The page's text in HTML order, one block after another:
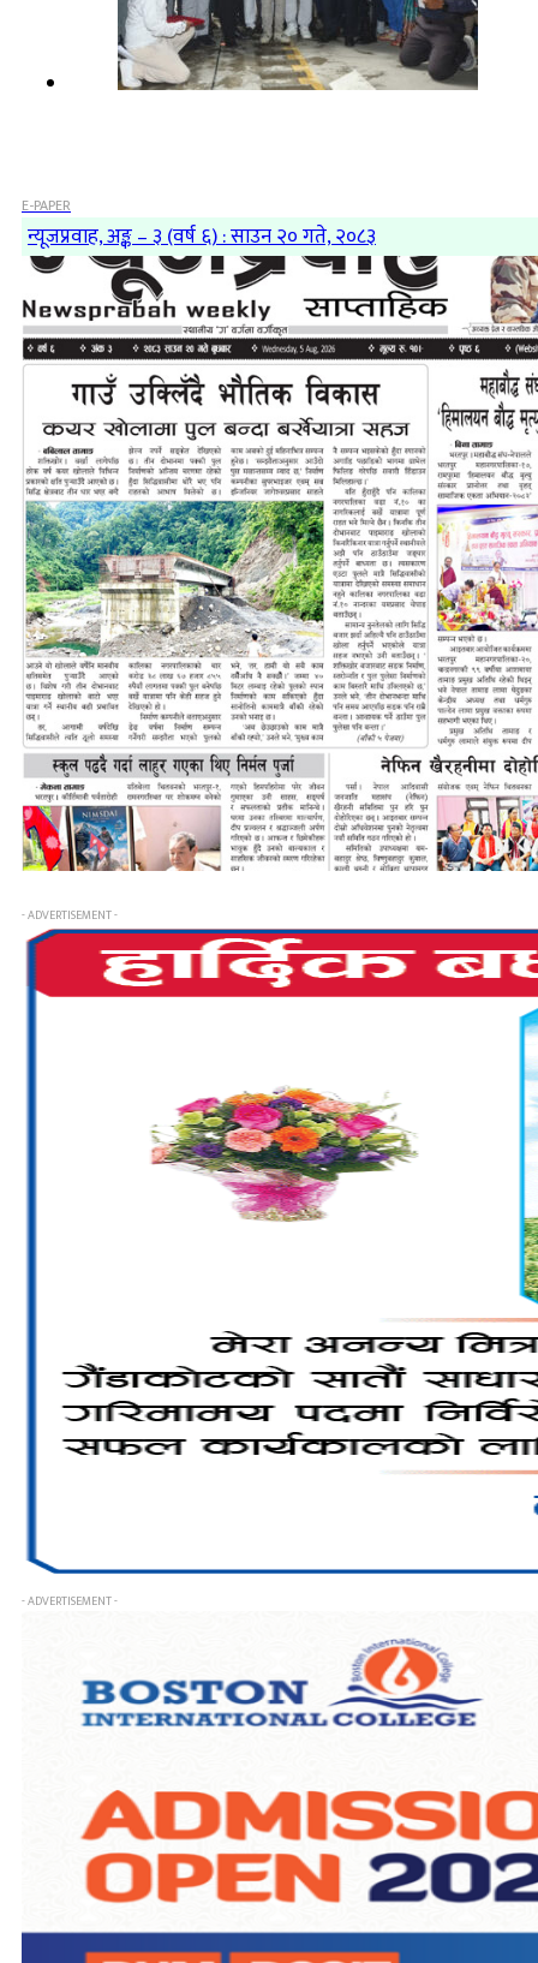
E-PAPER
न्यूजप्रवाह, अङ्क – ३ (वर्ष ६) : साउन २० गते, २०८३
- ADVERTISEMENT -
- ADVERTISEMENT -